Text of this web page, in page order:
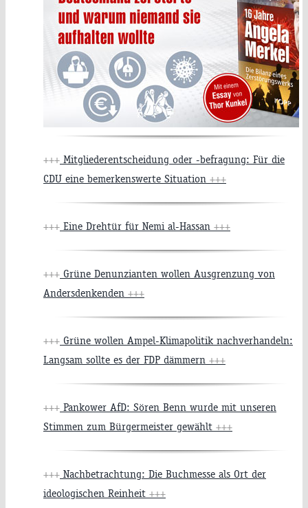
+++ Mitgliederentscheidung oder -befragung: Für die
CDU eine bemerkenswerte Situation +++
+++ Eine Drehtür für Nemi al-Hassan +++
+++ Grüne Denunzianten wollen Ausgrenzung von
Andersdenkenden +++
+++ Grüne wollen Ampel-Klimapolitik nachverhandeln:
Langsam sollte es der FDP dämmern +++
+++ Pankower AfD: Sören Benn wurde mit unseren
Stimmen zum Bürgermeister gewählt +++
+++ Nachbetrachtung: Die Buchmesse als Ort der
ideologischen Reinheit +++